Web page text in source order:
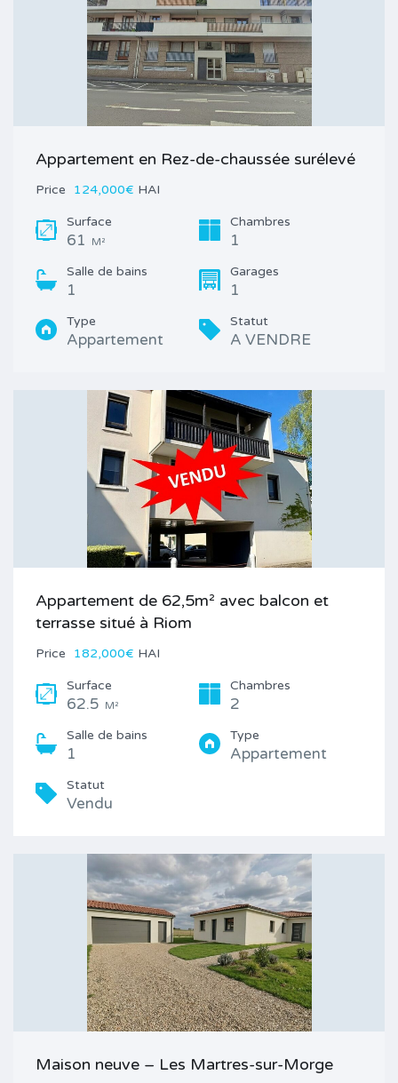
Appartement en Rez-de-chaussée surélevé
Price 124,000€ HAI
Surface
61 M²
Chambres
1
Salle de bains
1
Garages
1
Type
Appartement
Statut
A VENDRE
Appartement de 62,5m² avec balcon et
terrasse situé à Riom
Price 182,000€ HAI
Surface
62.5 M²
Chambres
2
Salle de bains
1
Type
Appartement
Statut
Vendu
Maison neuve – Les Martres-sur-Morge